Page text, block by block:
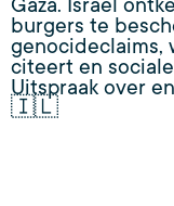
Gaza. Israël
burgers te
genocideclaims,
citeert en
Uitspraak over
🇮🇱